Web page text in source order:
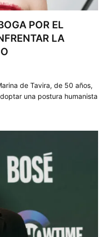
POR EL
LA
de Tavira, de 50 años,
una postura humanista